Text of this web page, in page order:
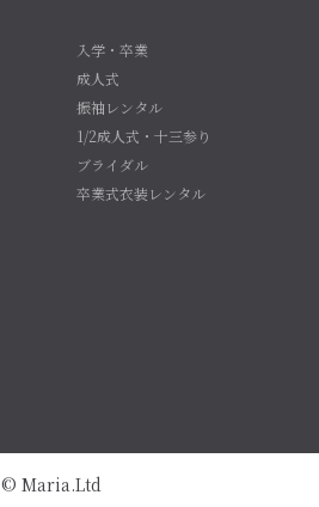
入学・卒業
成人式
振袖レンタル
1/2成人式・十三参り
ブライダル
卒業式衣装レンタル
© Maria.Ltd